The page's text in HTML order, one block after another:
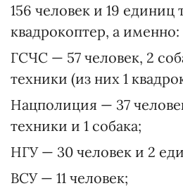
156 человек и 19 единиц
квадрокоптер, а именно:
ГСЧС — 57 человек, 2
техники (из них 1
Нацполиция — 37
техники и 1 собака;
НГУ — 30 человек и 2
ВСУ — 11 человек;